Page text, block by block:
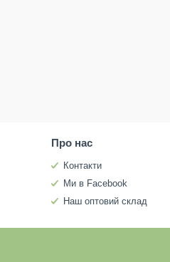
Про нас
Контакти
Ми в Facebook
Наш оптовий склад